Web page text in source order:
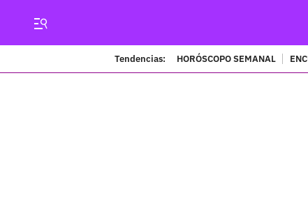
Tendencias: HORÓSCOPO SEMANAL